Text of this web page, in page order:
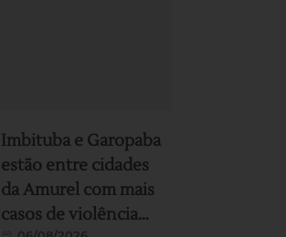
Imbituba e Garopaba
estão entre cidades
da Amurel com mais
casos de violência